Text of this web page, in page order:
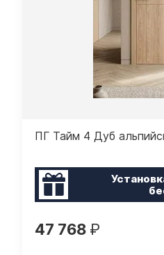
ПГ Тайм 4 Дуб
47 768 ₽